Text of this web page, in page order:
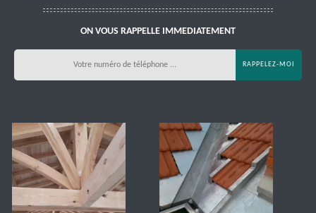
ON VOUS RAPPELLE IMMEDIATEMENT